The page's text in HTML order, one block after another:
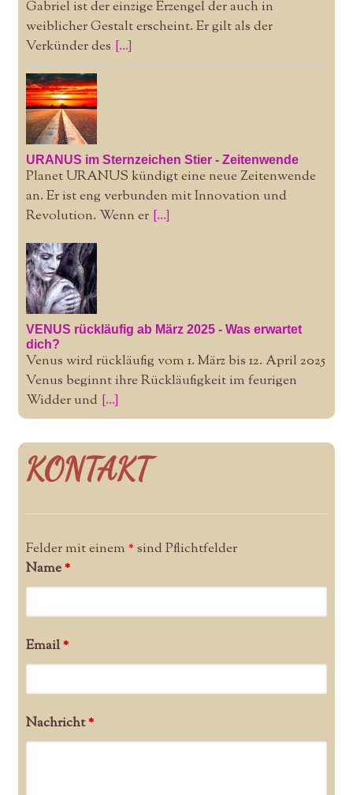
Gabriel ist der einzige Erzengel der auch in
weiblicher Gestalt erscheint. Er gilt als der
Verkünder des [...]
URANUS im Sternzeichen Stier - Zeitenwende
Planet URANUS kündigt eine neue Zeitenwende
an. Er ist eng verbunden mit Innovation und
Revolution. Wenn er [...]
VENUS rückläufig ab März 2025 - Was erwartet
dich?
Venus wird rückläufig vom 1. März bis 12. April 2025
Venus beginnt ihre Rückläufigkeit im feurigen
Widder und [...]
KONTAKT
Felder mit einem * sind Pflichtfelder
Name*
Email*
Nachricht*